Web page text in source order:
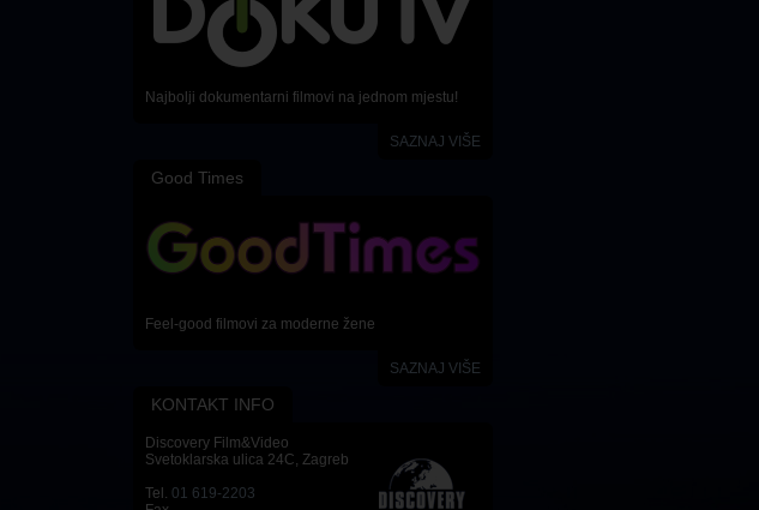
Najbolji dokumentarni filmovi na jednom mjestu!
SAZNAJ VIŠE
Good Times
Feel-good filmovi za moderne žene
SAZNAJ VIŠE
KONTAKT INFO
Discovery Film&Video
Svetoklarska ulica 24C, Zagreb
Tel. 01 619-2203